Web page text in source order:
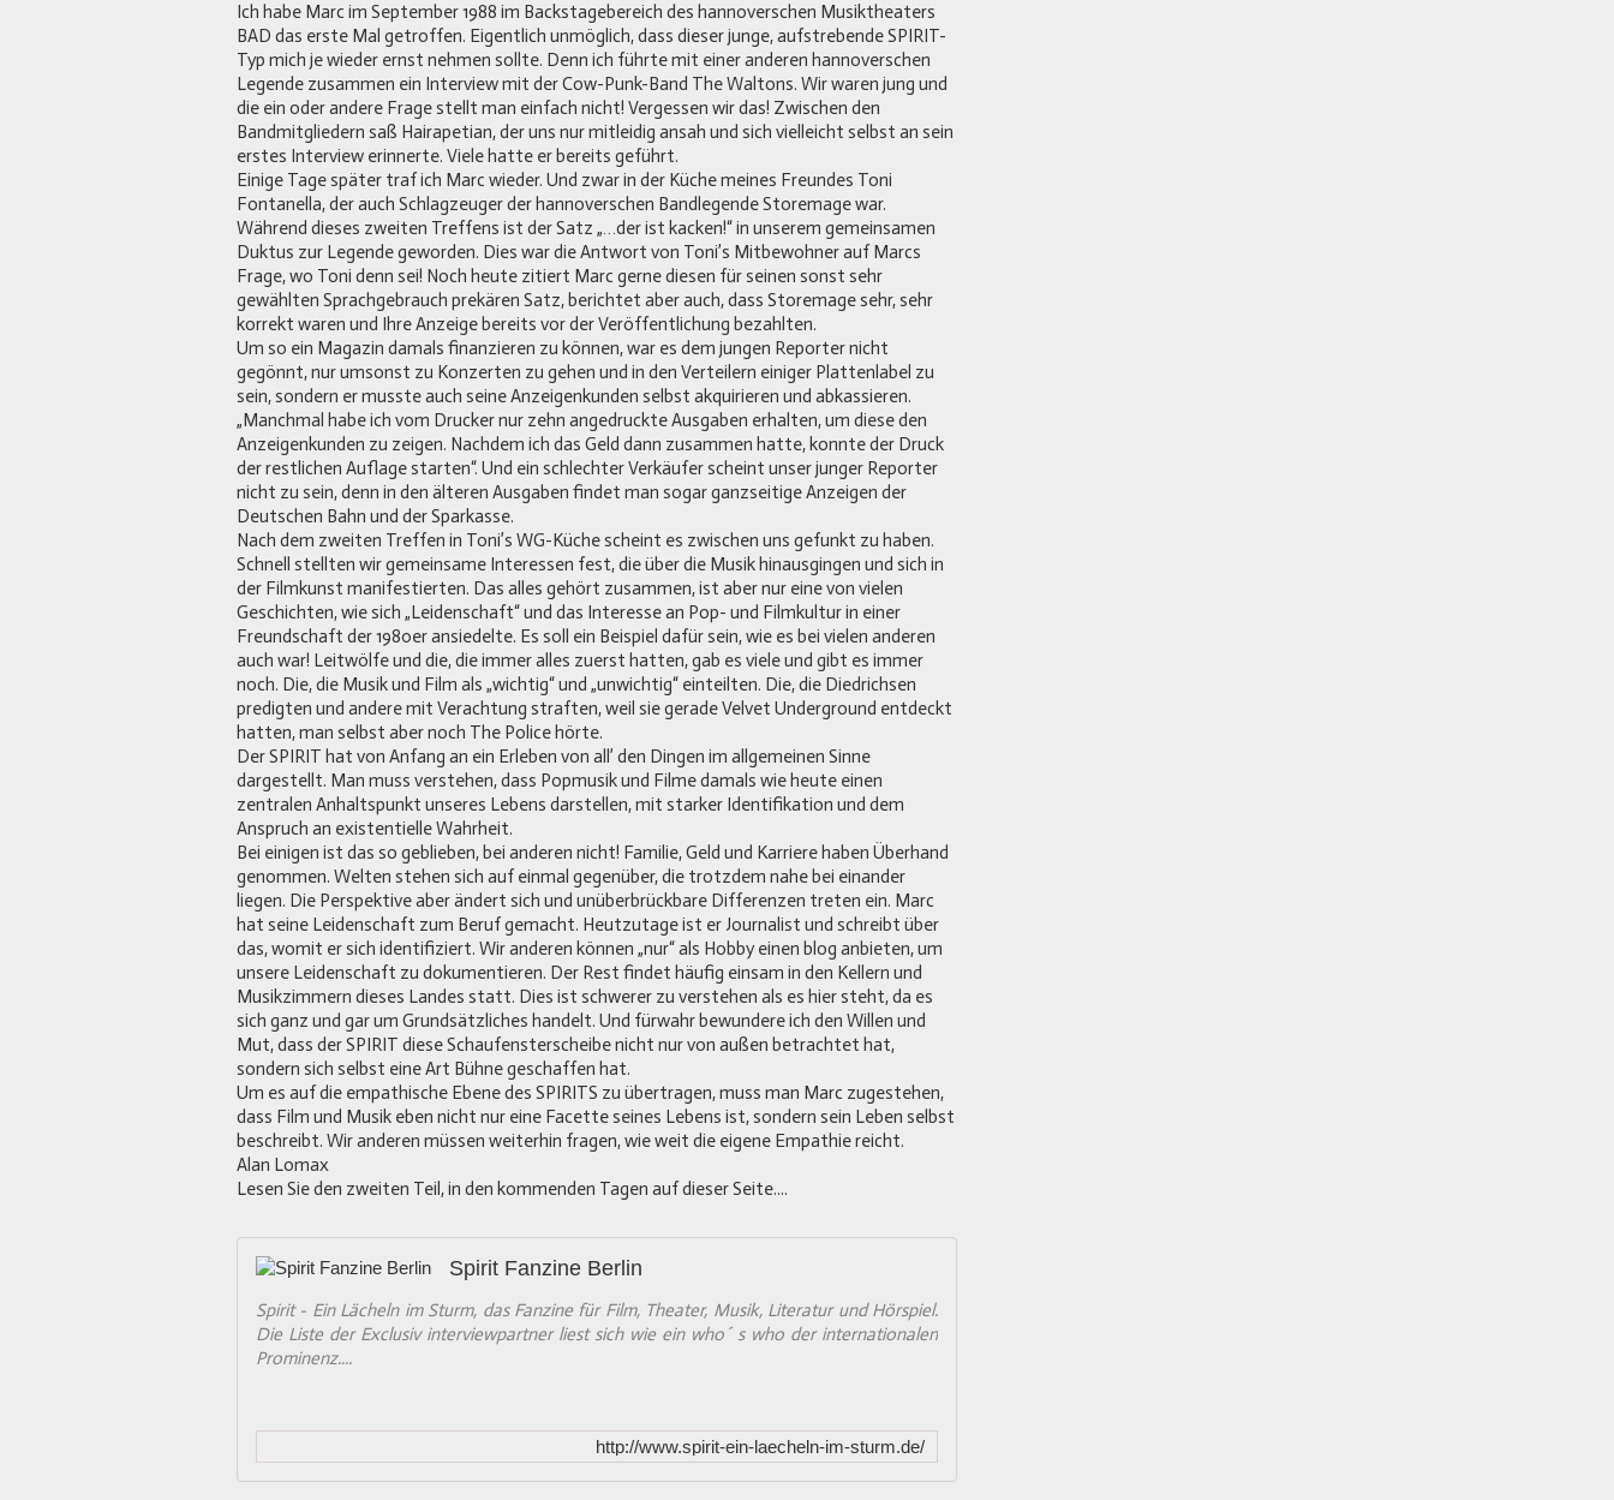
Ich habe Marc im September 1988 im Backstagebereich des hannoverschen Musiktheaters
BAD das erste Mal getroffen. Eigentlich unmöglich, dass dieser junge, aufstrebende SPIRIT-
Typ mich je wieder ernst nehmen sollte. Denn ich führte mit einer anderen hannoverschen
Legende zusammen ein Interview mit der Cow-Punk-Band The Waltons. Wir waren jung und
die ein oder andere Frage stellt man einfach nicht! Vergessen wir das! Zwischen den
Bandmitgliedern saß Hairapetian, der uns nur mitleidig ansah und sich vielleicht selbst an sein
erstes Interview erinnerte. Viele hatte er bereits geführt.
Einige Tage später traf ich Marc wieder. Und zwar in der Küche meines Freundes Toni
Fontanella, der auch Schlagzeuger der hannoverschen Bandlegende Storemage war.
Während dieses zweiten Treffens ist der Satz „…der ist kacken!“ in unserem gemeinsamen
Duktus zur Legende geworden. Dies war die Antwort von Toni’s Mitbewohner auf Marcs
Frage, wo Toni denn sei! Noch heute zitiert Marc gerne diesen für seinen sonst sehr
gewählten Sprachgebrauch prekären Satz, berichtet aber auch, dass Storemage sehr, sehr
korrekt waren und Ihre Anzeige bereits vor der Veröffentlichung bezahlten.
Um so ein Magazin damals finanzieren zu können, war es dem jungen Reporter nicht
gegönnt, nur umsonst zu Konzerten zu gehen und in den Verteilern einiger Plattenlabel zu
sein, sondern er musste auch seine Anzeigenkunden selbst akquirieren und abkassieren.
„Manchmal habe ich vom Drucker nur zehn angedruckte Ausgaben erhalten, um diese den
Anzeigenkunden zu zeigen. Nachdem ich das Geld dann zusammen hatte, konnte der Druck
der restlichen Auflage starten“. Und ein schlechter Verkäufer scheint unser junger Reporter
nicht zu sein, denn in den älteren Ausgaben findet man sogar ganzseitige Anzeigen der
Deutschen Bahn und der Sparkasse.
Nach dem zweiten Treffen in Toni’s WG-Küche scheint es zwischen uns gefunkt zu haben.
Schnell stellten wir gemeinsame Interessen fest, die über die Musik hinausgingen und sich in
der Filmkunst manifestierten. Das alles gehört zusammen, ist aber nur eine von vielen
Geschichten, wie sich „Leidenschaft“ und das Interesse an Pop- und Filmkultur in einer
Freundschaft der 1980er ansiedelte. Es soll ein Beispiel dafür sein, wie es bei vielen anderen
auch war! Leitwölfe und die, die immer alles zuerst hatten, gab es viele und gibt es immer
noch. Die, die Musik und Film als „wichtig“ und „unwichtig“ einteilten. Die, die Diedrichsen
predigten und andere mit Verachtung straften, weil sie gerade Velvet Underground entdeckt
hatten, man selbst aber noch The Police hörte.
Der SPIRIT hat von Anfang an ein Erleben von all’ den Dingen im allgemeinen Sinne
dargestellt. Man muss verstehen, dass Popmusik und Filme damals wie heute einen
zentralen Anhaltspunkt unseres Lebens darstellen, mit starker Identifikation und dem
Anspruch an existentielle Wahrheit.
Bei einigen ist das so geblieben, bei anderen nicht! Familie, Geld und Karriere haben Überhand
genommen. Welten stehen sich auf einmal gegenüber, die trotzdem nahe bei einander
liegen. Die Perspektive aber ändert sich und unüberbrückbare Differenzen treten ein. Marc
hat seine Leidenschaft zum Beruf gemacht. Heutzutage ist er Journalist und schreibt über
das, womit er sich identifiziert. Wir anderen können „nur“ als Hobby einen blog anbieten, um
unsere Leidenschaft zu dokumentieren. Der Rest findet häufig einsam in den Kellern und
Musikzimmern dieses Landes statt. Dies ist schwerer zu verstehen als es hier steht, da es
sich ganz und gar um Grundsätzliches handelt. Und fürwahr bewundere ich den Willen und
Mut, dass der SPIRIT diese Schaufensterscheibe nicht nur von außen betrachtet hat,
sondern sich selbst eine Art Bühne geschaffen hat.
Um es auf die empathische Ebene des SPIRITS zu übertragen, muss man Marc zugestehen,
dass Film und Musik eben nicht nur eine Facette seines Lebens ist, sondern sein Leben selbst
beschreibt. Wir anderen müssen weiterhin fragen, wie weit die eigene Empathie reicht.
Alan Lomax
Lesen Sie den zweiten Teil, in den kommenden Tagen auf dieser Seite....
Spirit Fanzine Berlin
Spirit - Ein Lächeln im Sturm, das Fanzine für Film, Theater, Musik, Literatur und Hörspiel.
Die Liste der Exclusiv interviewpartner liest sich wie ein who´ s who der internationalen
Prominenz....
http://www.spirit-ein-laecheln-im-sturm.de/